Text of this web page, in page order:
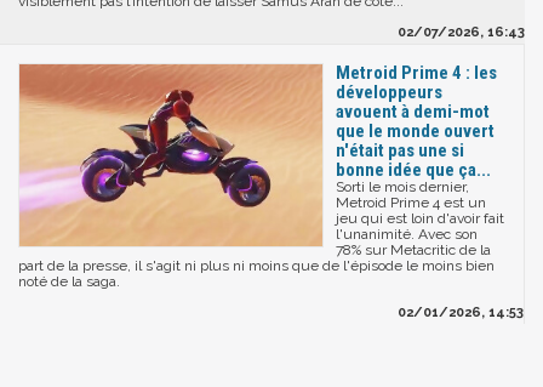
02/07/2026, 16:43
Metroid Prime 4 : les
développeurs
avouent à demi-mot
que le monde ouvert
n'était pas une si
bonne idée que ça...
Sorti le mois dernier,
Metroid Prime 4 est un
jeu qui est loin d'avoir fait
l'unanimité. Avec son
78% sur Metacritic de la
part de la presse, il s'agit ni plus ni moins que de l'épisode le moins bien
noté de la saga.
02/01/2026, 14:53